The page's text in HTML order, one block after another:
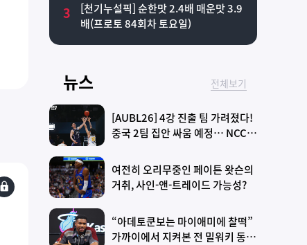
3
[천기누설픽] 순한맛 2.4배 매운맛 3.9
배(프로토 84회차 토요일)
뉴스 전체보기
[AUBL26] 4강 진출 팀 가려졌다!
중국 2팀 집안 싸움 예정… NCCU
여전히 오리무중인 페이튼 왓슨의
거취, 사인-앤-트레이드 가능성?
“아데토쿤보는 마이애미에 찰떡”
가까이에서 지켜본 전 밀워키 동료